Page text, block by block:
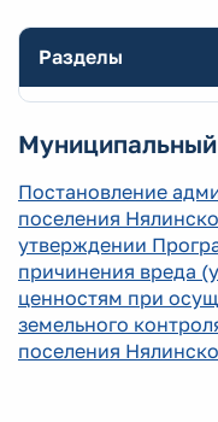
Разделы
Муниципальный
Постановление
поселения
утверждении
причинения вреда
ценностям при
земельного
поселения